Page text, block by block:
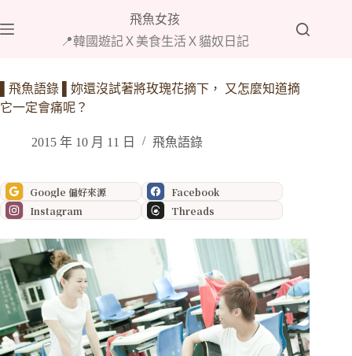
至
內
容
飛魚女孩
📍韓國遊記Ｘ美食生活Ｘ貓奴日記
▌飛魚語錄 ▌妳還沒試著將玫瑰花摘下， 又怎麼知道摘
它一定會痛呢？
2015 年 10 月 11 日 飛魚語錄
Google 偏好來源
Facebook
Instagram
Threads